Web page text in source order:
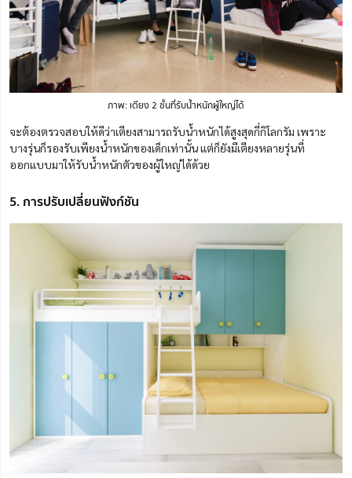
ภาพ: เตียง 2 ชั้นที่รับน้ำหนักผู้ใหญ่ได้
จะต้องตรวจสอบให้ดีว่าเตียงสามารถรับน้ำหนักได้สูงสุดกี่กิโลกรัม เพราะ
บางรุ่นก็รองรับเพียงน้ำหนักของเด็กเท่านั้น แต่ก็ยังมีเตียงหลายรุ่นที่
ออกแบบมาให้รับน้ำหนักตัวของผู้ใหญ่ได้ด้วย
5. การปรับเปลี่ยนฟังก์ชัน